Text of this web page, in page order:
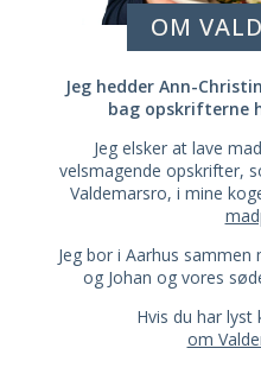
OM
Jeg hedder Ann-
bag opskrifterne
Jeg elsker at lave
velsmagende opskrifter,
Valdemarsro, i mine
Jeg bor i Aarhus
og Johan og vores
Hvis du har
om